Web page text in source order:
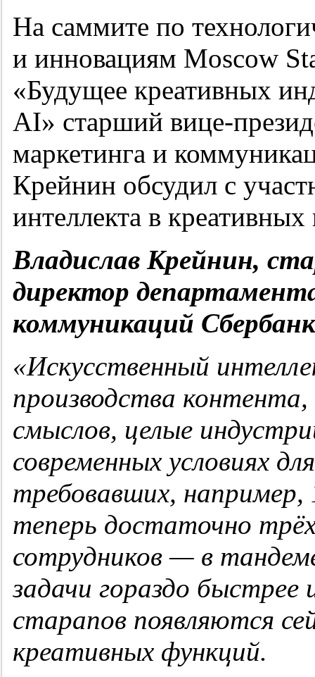
На саммите по
и инновациям Moscow
«Будущее креативных
AI» старший вице-
маркетинга и
Крейнин обсудил с
интеллекта в
Владислав Крейнин,
директор
коммуникаций
«Искусственный
производства контента,
смыслов, целые
современных условиях
требовавших, например,
теперь достаточно
сотрудников — в
задачи гораздо быстрее
старапов появляются
креативных функций.